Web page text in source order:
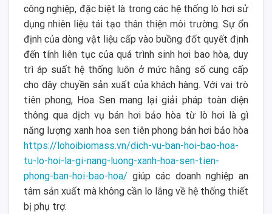
công nghiệp, đặc biệt là trong các hệ thống lò hơi sử
dụng nhiên liệu tái tạo thân thiện môi trường. Sự ổn
định của dòng vật liệu cấp vào buồng đốt quyết định
đến tính liên tục của quá trình sinh hơi bao hòa, duy
trì áp suất hệ thống luôn ở mức hằng số cung cấp
cho dây chuyền sản xuất của khách hàng. Với vai trò
tiên phong, Hoa Sen mang lại giải pháp toàn diện
thông qua dịch vụ bán hơi bảo hòa từ lò hơi là gì
năng lượng xanh hoa sen tiên phong bán hơi bảo hòa
https://lohoibiomass.vn/dich-vu-ban-hoi-bao-hoa-
tu-lo-hoi-la-gi-nang-luong-xanh-hoa-sen-tien-
phong-ban-hoi-bao-hoa/ giúp các doanh nghiệp an
tâm sản xuất mà không cần lo lắng về hệ thống thiết
bị phụ trợ.